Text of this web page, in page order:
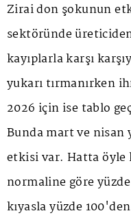
Zirai don şokunun
sektöründe
kayıplarla karşı
yukarı tırmanırken
2026 için ise tablo
Bunda mart ve nisan
etkisi var. Hatta öyle
normaline göre yüzde
kıyasla yüzde